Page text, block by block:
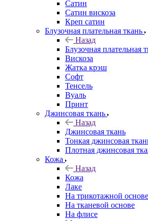
Сатин
Сатин вискоза
Креп сатин
Блузочная плательная ткань
Назад
Блузочная плательная
Вискоза
Жатка крэш
Софт
Тенсель
Вуаль
Принт
Джинсовая ткань
Назад
Джинсовая ткань
Тонкая джинсовая
Плотная джинсовая
Кожа
Назад
Кожа
Лаке
На трикотажной основе
На тканевой основе
На флисе